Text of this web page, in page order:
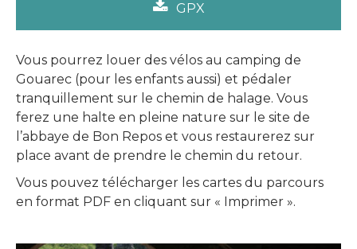
Vous pourrez louer des vélos au camping de
Gouarec (pour les enfants aussi) et pédaler
tranquillement sur le chemin de halage. Vous
ferez une halte en pleine nature sur le site de
l’abbaye de Bon Repos et vous restaurerez sur
place avant de prendre le chemin du retour.
Vous pouvez télécharger les cartes du parcours
en format PDF en cliquant sur « Imprimer ».
GPX